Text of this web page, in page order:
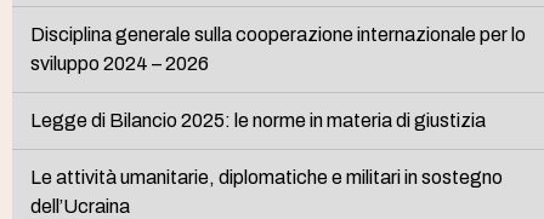
Disciplina generale sulla cooperazione internazionale per lo
sviluppo 2024 – 2026
Legge di Bilancio 2025: le norme in materia di giustizia
Le attività umanitarie, diplomatiche e militari in sostegno
dell’Ucraina